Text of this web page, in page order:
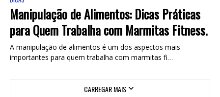
Manipulação de Alimentos: Dicas Práticas
para Quem Trabalha com Marmitas Fitness.
A manipulação de alimentos é um dos aspectos mais
importantes para quem trabalha com marmitas fi…
CARREGAR MAIS